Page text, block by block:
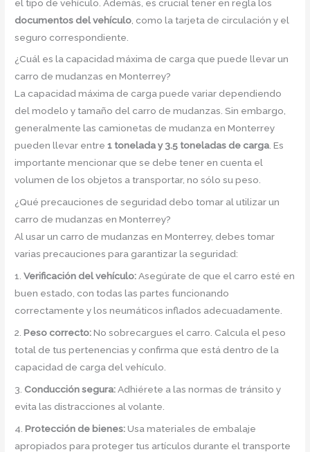
el tipo de vehículo. Además, es crucial tener en regla los
documentos del vehículo , como la tarjeta de circulación y el
seguro correspondiente.
¿Cuál es la capacidad máxima de carga que puede llevar un
carro de mudanzas en Monterrey?
La capacidad máxima de carga puede variar dependiendo
del modelo y tamaño del carro de mudanzas. Sin embargo,
generalmente las camionetas de mudanza en Monterrey
pueden llevar entre1 tonelada y 3.5 toneladas de carga. Es
importante mencionar que se debe tener en cuenta el
volumen de los objetos a transportar, no sólo su peso.
¿Qué precauciones de seguridad debo tomar al utilizar un
carro de mudanzas en Monterrey?
Al usar un carro de mudanzas en Monterrey, debes tomar
varias precauciones para garantizar la seguridad:
1.Verificación del vehículo:Asegúrate de que el carro esté en
buen estado, con todas las partes funcionando
correctamente y los neumáticos inflados adecuadamente.
2.Peso correcto:No sobrecargues el carro. Calcula el peso
total de tus pertenencias y confirma que está dentro de la
capacidad de carga del vehículo.
3. Conducción segura:Adhiérete a las normas de tránsito y
evita las distracciones al volante.
4.Protección de bienes:Usa materiales de embalaje
apropiados para proteger tus artículos durante el transporte